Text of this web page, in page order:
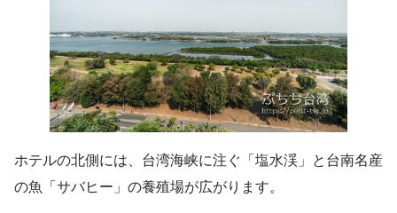
ホテルの北側には、台湾海峡に注ぐ「塩水渓」と台南名産
の魚「サバヒー」の養殖場が広がります。